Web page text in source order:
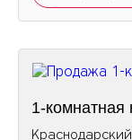
1-комнатная